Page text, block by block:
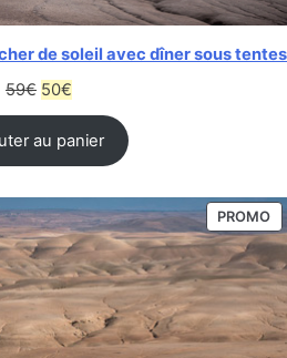
de soleil avec dîner sous tentes
59€ 50€
au panier
PROMO